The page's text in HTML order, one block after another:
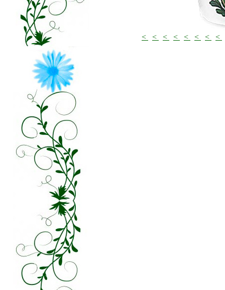
< < < < < < < <